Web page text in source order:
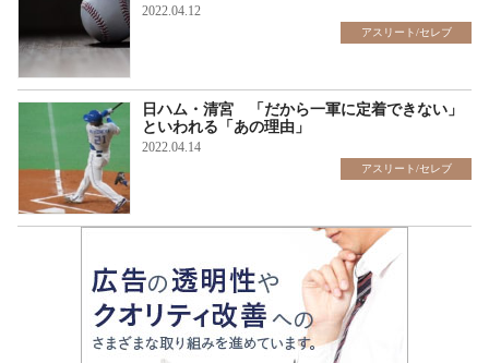
2022.04.12
アスリート/セレブ
日ハム・清宮 「だから一軍に定着できない」
といわれる「あの理由」
2022.04.14
アスリート/セレブ